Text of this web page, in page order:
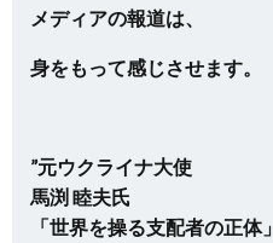
メディアの報道は、
身をもって感じさせます。
”元ウクライナ大使
馬渕 睦夫氏
「世界を操る支配者の正体」